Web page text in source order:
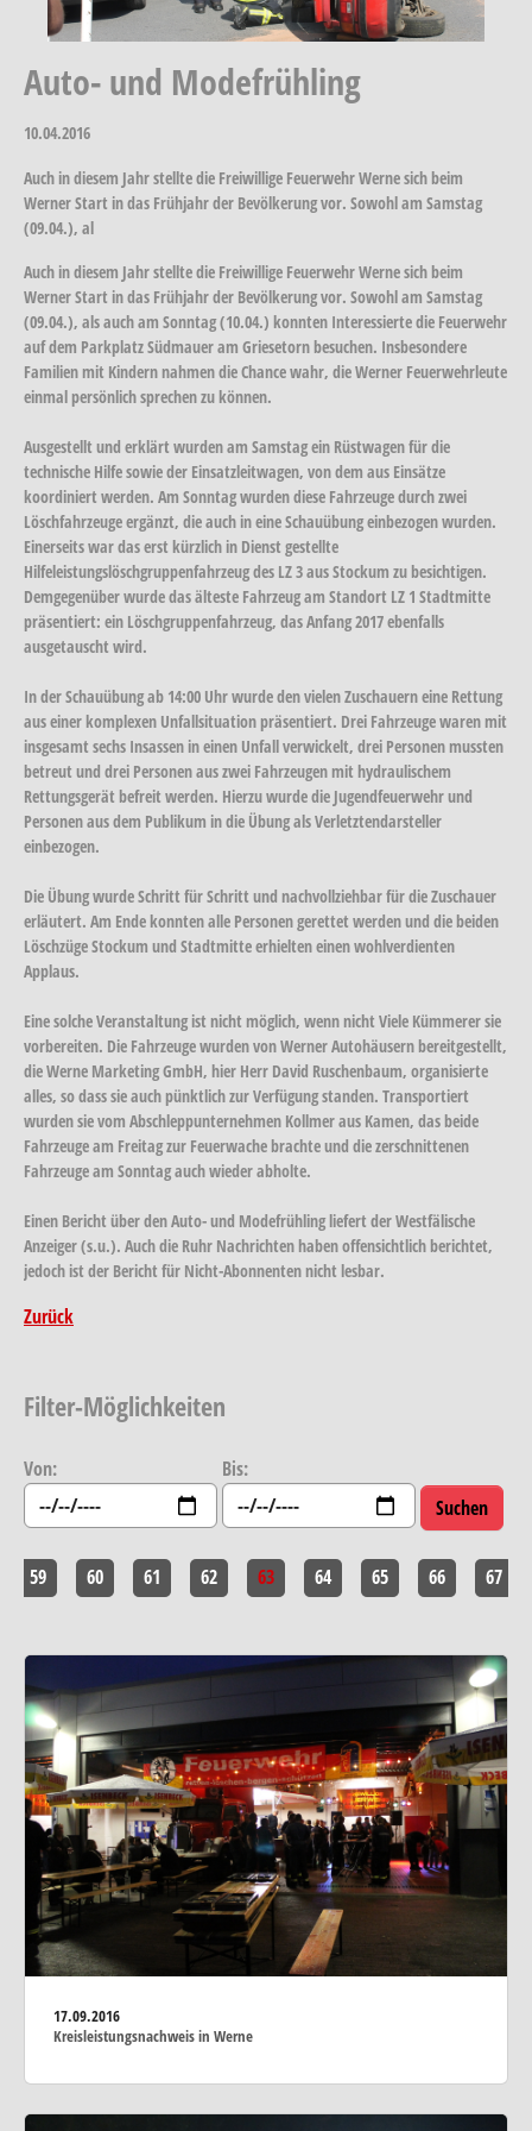
Auto- und Modefrühling
10.04.2016
Auch in diesem Jahr stellte die Freiwillige Feuerwehr Werne sich beim
Werner Start in das Frühjahr der Bevölkerung vor. Sowohl am Samstag
(09.04.), al
Auch in diesem Jahr stellte die Freiwillige Feuerwehr Werne sich beim
Werner Start in das Frühjahr der Bevölkerung vor. Sowohl am Samstag
(09.04.), als auch am Sonntag (10.04.) konnten Interessierte die Feuerwehr
auf dem Parkplatz Südmauer am Griesetorn besuchen. Insbesondere
Familien mit Kindern nahmen die Chance wahr, die Werner Feuerwehrleute
einmal persönlich sprechen zu können.
Ausgestellt und erklärt wurden am Samstag ein Rüstwagen für die
technische Hilfe sowie der Einsatzleitwagen, von dem aus Einsätze
koordiniert werden. Am Sonntag wurden diese Fahrzeuge durch zwei
Löschfahrzeuge ergänzt, die auch in eine Schauübung einbezogen wurden.
Einerseits war das erst kürzlich in Dienst gestellte
Hilfeleistungslöschgruppenfahrzeug des LZ 3 aus Stockum zu besichtigen.
Demgegenüber wurde das älteste Fahrzeug am Standort LZ 1 Stadtmitte
präsentiert: ein Löschgruppenfahrzeug, das Anfang 2017 ebenfalls
ausgetauscht wird.
In der Schauübung ab 14:00 Uhr wurde den vielen Zuschauern eine Rettung
aus einer komplexen Unfallsituation präsentiert. Drei Fahrzeuge waren mit
insgesamt sechs Insassen in einen Unfall verwickelt, drei Personen mussten
betreut und drei Personen aus zwei Fahrzeugen mit hydraulischem
Rettungsgerät befreit werden. Hierzu wurde die Jugendfeuerwehr und
Personen aus dem Publikum in die Übung als Verletztendarsteller
einbezogen.
Die Übung wurde Schritt für Schritt und nachvollziehbar für die Zuschauer
erläutert. Am Ende konnten alle Personen gerettet werden und die beiden
Löschzüge Stockum und Stadtmitte erhielten einen wohlverdienten
Applaus.
Eine solche Veranstaltung ist nicht möglich, wenn nicht Viele Kümmerer sie
vorbereiten. Die Fahrzeuge wurden von Werner Autohäusern bereitgestellt,
die Werne Marketing GmbH, hier Herr David Ruschenbaum, organisierte
alles, so dass sie auch pünktlich zur Verfügung standen. Transportiert
wurden sie vom Abschleppunternehmen Kollmer aus Kamen, das beide
Fahrzeuge am Freitag zur Feuerwache brachte und die zerschnittenen
Fahrzeuge am Sonntag auch wieder abholte.
Einen Bericht über den Auto- und Modefrühling liefert der Westfälische
Anzeiger (s.u.). Auch die Ruhr Nachrichten haben offensichtlich berichtet,
jedoch ist der Bericht für Nicht-Abonnenten nicht lesbar.
Zurück
Filter-Möglichkeiten
Von: Bis:
59 60 61 62 63 64 65 66 67
17.09.2016
Kreisleistungsnachweis in Werne